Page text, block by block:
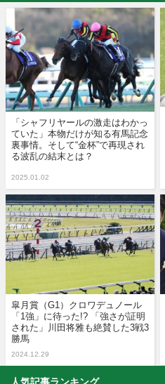
「シャフリヤールの激走はわかっ
ていた」本物だけが知る有馬記念
裏事情。そして“金杯”で再現され
る波乱の結末とは？
2025.01.02
皐月賞（G1）クロワデュノール
「1強」に待った!? 「強さが証明
された」川田将雅も絶賛した3戦3
勝馬
2024.12.29
人気記事ランキング